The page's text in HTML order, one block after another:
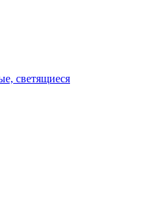
светящиеся